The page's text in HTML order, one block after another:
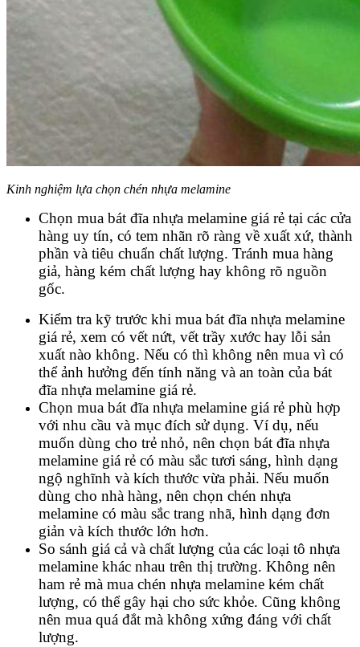
Kinh nghiệm lựa chọn chén nhựa melamine
Chọn mua bát đĩa nhựa melamine giá rẻ tại các cửa
hàng uy tín, có tem nhãn rõ ràng về xuất xứ, thành
phần và tiêu chuẩn chất lượng. Tránh mua hàng
giả, hàng kém chất lượng hay không rõ nguồn
gốc.
Kiểm tra kỹ trước khi mua bát đĩa nhựa melamine
giá rẻ, xem có vết nứt, vết trầy xước hay lỗi sản
xuất nào không. Nếu có thì không nên mua vì có
thể ảnh hưởng đến tính năng và an toàn của bát
đĩa nhựa melamine giá rẻ.
Chọn mua bát đĩa nhựa melamine giá rẻ phù hợp
với nhu cầu và mục đích sử dụng. Ví dụ, nếu
muốn dùng cho trẻ nhỏ, nên chọn bát đĩa nhựa
melamine giá rẻ có màu sắc tươi sáng, hình dạng
ngộ nghĩnh và kích thước vừa phải. Nếu muốn
dùng cho nhà hàng, nên chọn chén nhựa
melamine có màu sắc trang nhã, hình dạng đơn
giản và kích thước lớn hơn.
So sánh giá cả và chất lượng của các loại tô nhựa
melamine khác nhau trên thị trường. Không nên
ham rẻ mà mua chén nhựa melamine kém chất
lượng, có thể gây hại cho sức khỏe. Cũng không
nên mua quá đắt mà không xứng đáng với chất
lượng.